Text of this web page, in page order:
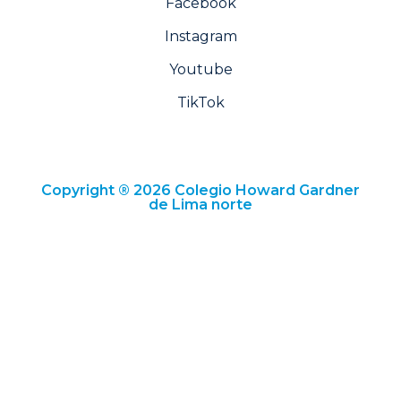
Instagram
Youtube
TikTok
Copyright ® 2026 Colegio Howard Gardner
de Lima norte